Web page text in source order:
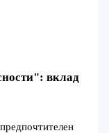
вклад